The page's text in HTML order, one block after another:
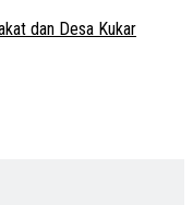
dan Desa Kukar